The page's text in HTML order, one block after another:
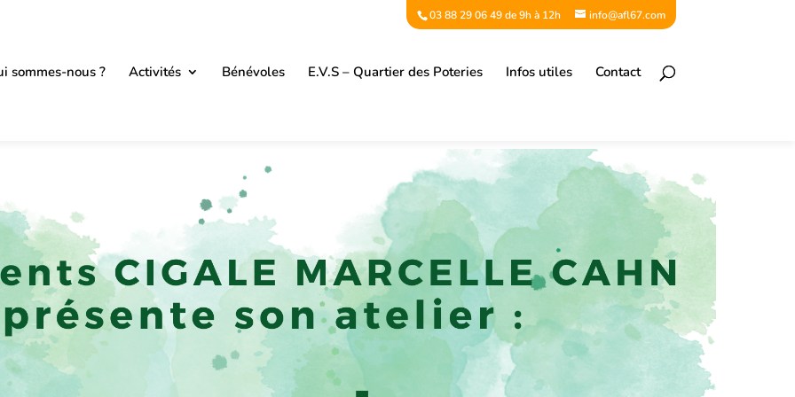
03 88 29 06 49 de 9h à 12h info@afl67.com
sommes-nous ? Activités Bénévoles E.V.S – Quartier des Poteries Infos utiles Contact